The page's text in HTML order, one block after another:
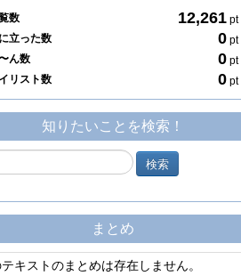
数 12,261 pt
立った数
0 pt
ん数
0 pt
リスト数
0 pt
知りたいことを検索！
まとめ
テキストのまとめは存在しません。